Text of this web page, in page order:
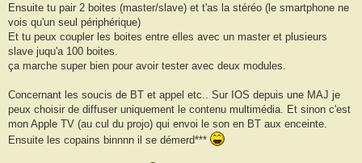
Ensuite tu pair 2 boites (master/slave) et t'as la stéréo (le smartphone ne
vois qu'un seul périphérique)
Et tu peux coupler les boites entre elles avec un master et plusieurs
slave juqu'a 100 boites.
ça marche super bien pour avoir tester avec deux modules.
Concernant les soucis de BT et appel etc.. Sur IOS depuis une MAJ je
peux choisir de diffuser uniquement le contenu multimédia. Et sinon c'est
mon Apple TV (au cul du projo) qui envoi le son en BT aux enceinte.
Ensuite les copains binnnn il se démerd***